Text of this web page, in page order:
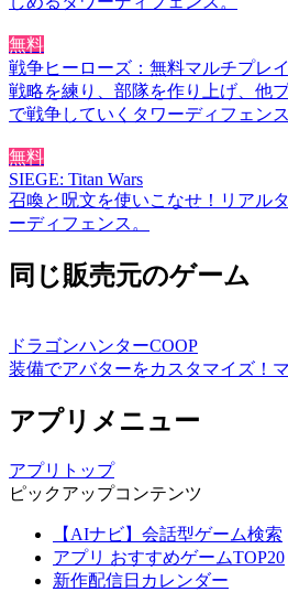
無料
戦争ヒーローズ：無料マルチプレ
戦略を練り、部隊を作り上げ、他
で戦争していくタワーディフェンス
無料
SIEGE: Titan Wars
召喚と呪文を使いこなせ！リアル
ーディフェンス。
同じ販売元のゲーム
ドラゴンハンターCOOP
装備でアバターをカスタマイズ！
アプリメニュー
アプリトップ
ピックアップコンテンツ
【AIナビ】会話型ゲーム検索
アプリ おすすめゲームTOP20
新作配信日カレンダー